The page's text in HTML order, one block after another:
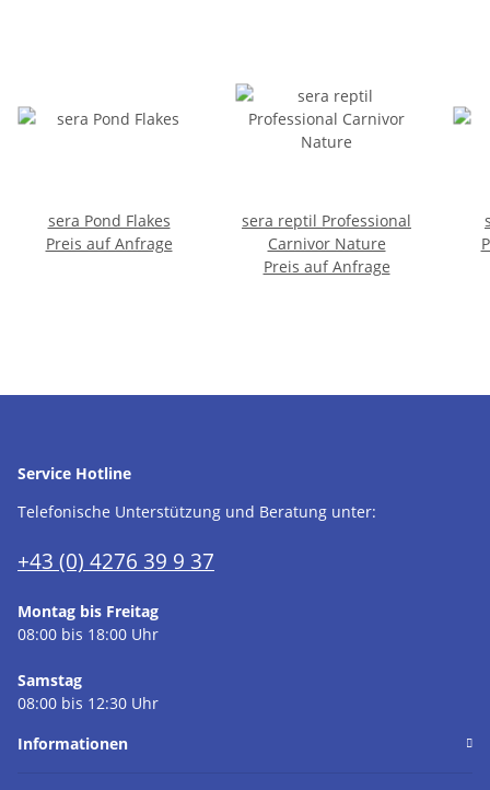
sera Pond Flakes
Preis auf Anfrage
sera reptil Professional
Carnivor Nature
Preis auf Anfrage
Service Hotline
Telefonische Unterstützung und Beratung unter:
+43 (0) 4276 39 9 37
Montag bis Freitag
08:00 bis 18:00 Uhr
Samstag
08:00 bis 12:30 Uhr
Informationen